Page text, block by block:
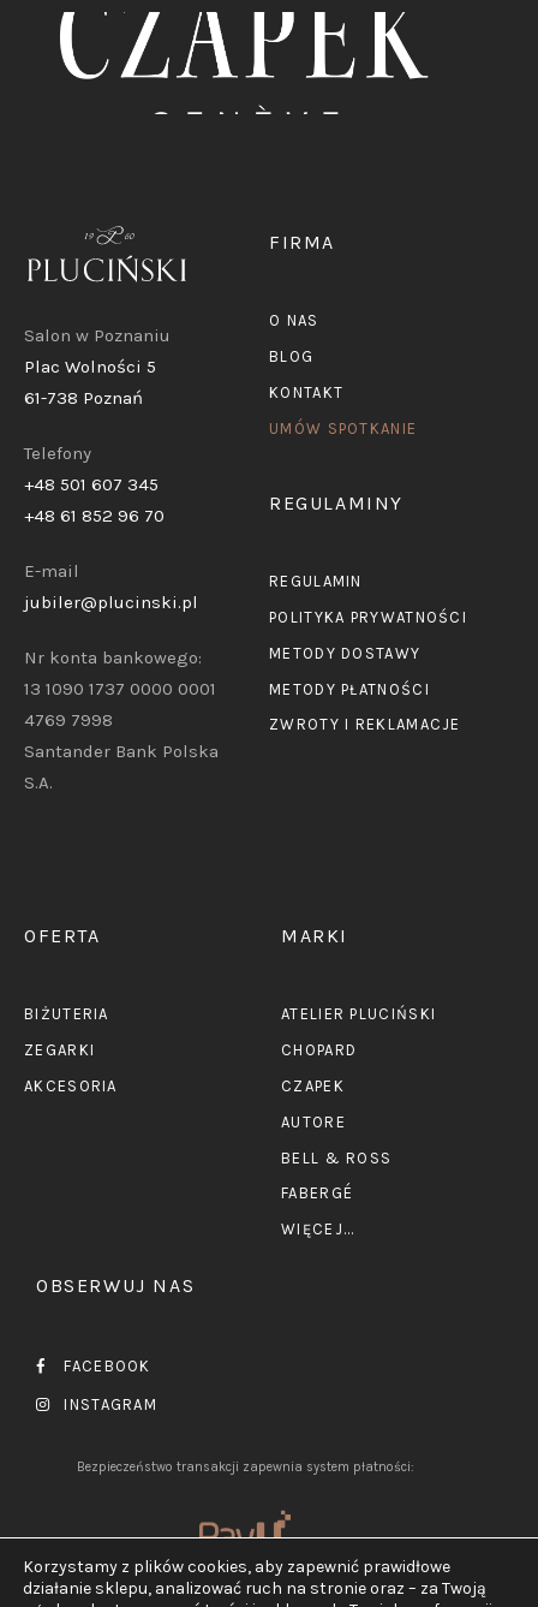
Salon w Poznaniu
Plac Wolności 5
61-738 Poznań
Telefony
+48 501 607 345
+48 61 852 96 70
E-mail
jubiler@plucinski.pl
Nr konta bankowego:
13 1090 1737 0000 0001
4769 7998
Santander Bank Polska
S.A.
FIRMA
O NAS
BLOG
KONTAKT
UMÓW SPOTKANIE
REGULAMINY
REGULAMIN
POLITYKA PRYWATNOŚCI
METODY DOSTAWY
METODY PŁATNOŚCI
ZWROTY I REKLAMACJE
OFERTA
BIŻUTERIA
ZEGARKI
AKCESORIA
MARKI
ATELIER PLUCIŃSKI
CHOPARD
CZAPEK
AUTORE
BELL & ROSS
FABERGÉ
WIĘCEJ...
OBSERWUJ NAS
FACEBOOK
INSTAGRAM
Bezpieczeństwo transakcji zapewnia system płatności:
Korzystamy z plików cookies, aby zapewnić prawidłowe
działanie sklepu, analizować ruch na stronie oraz – za Twoją